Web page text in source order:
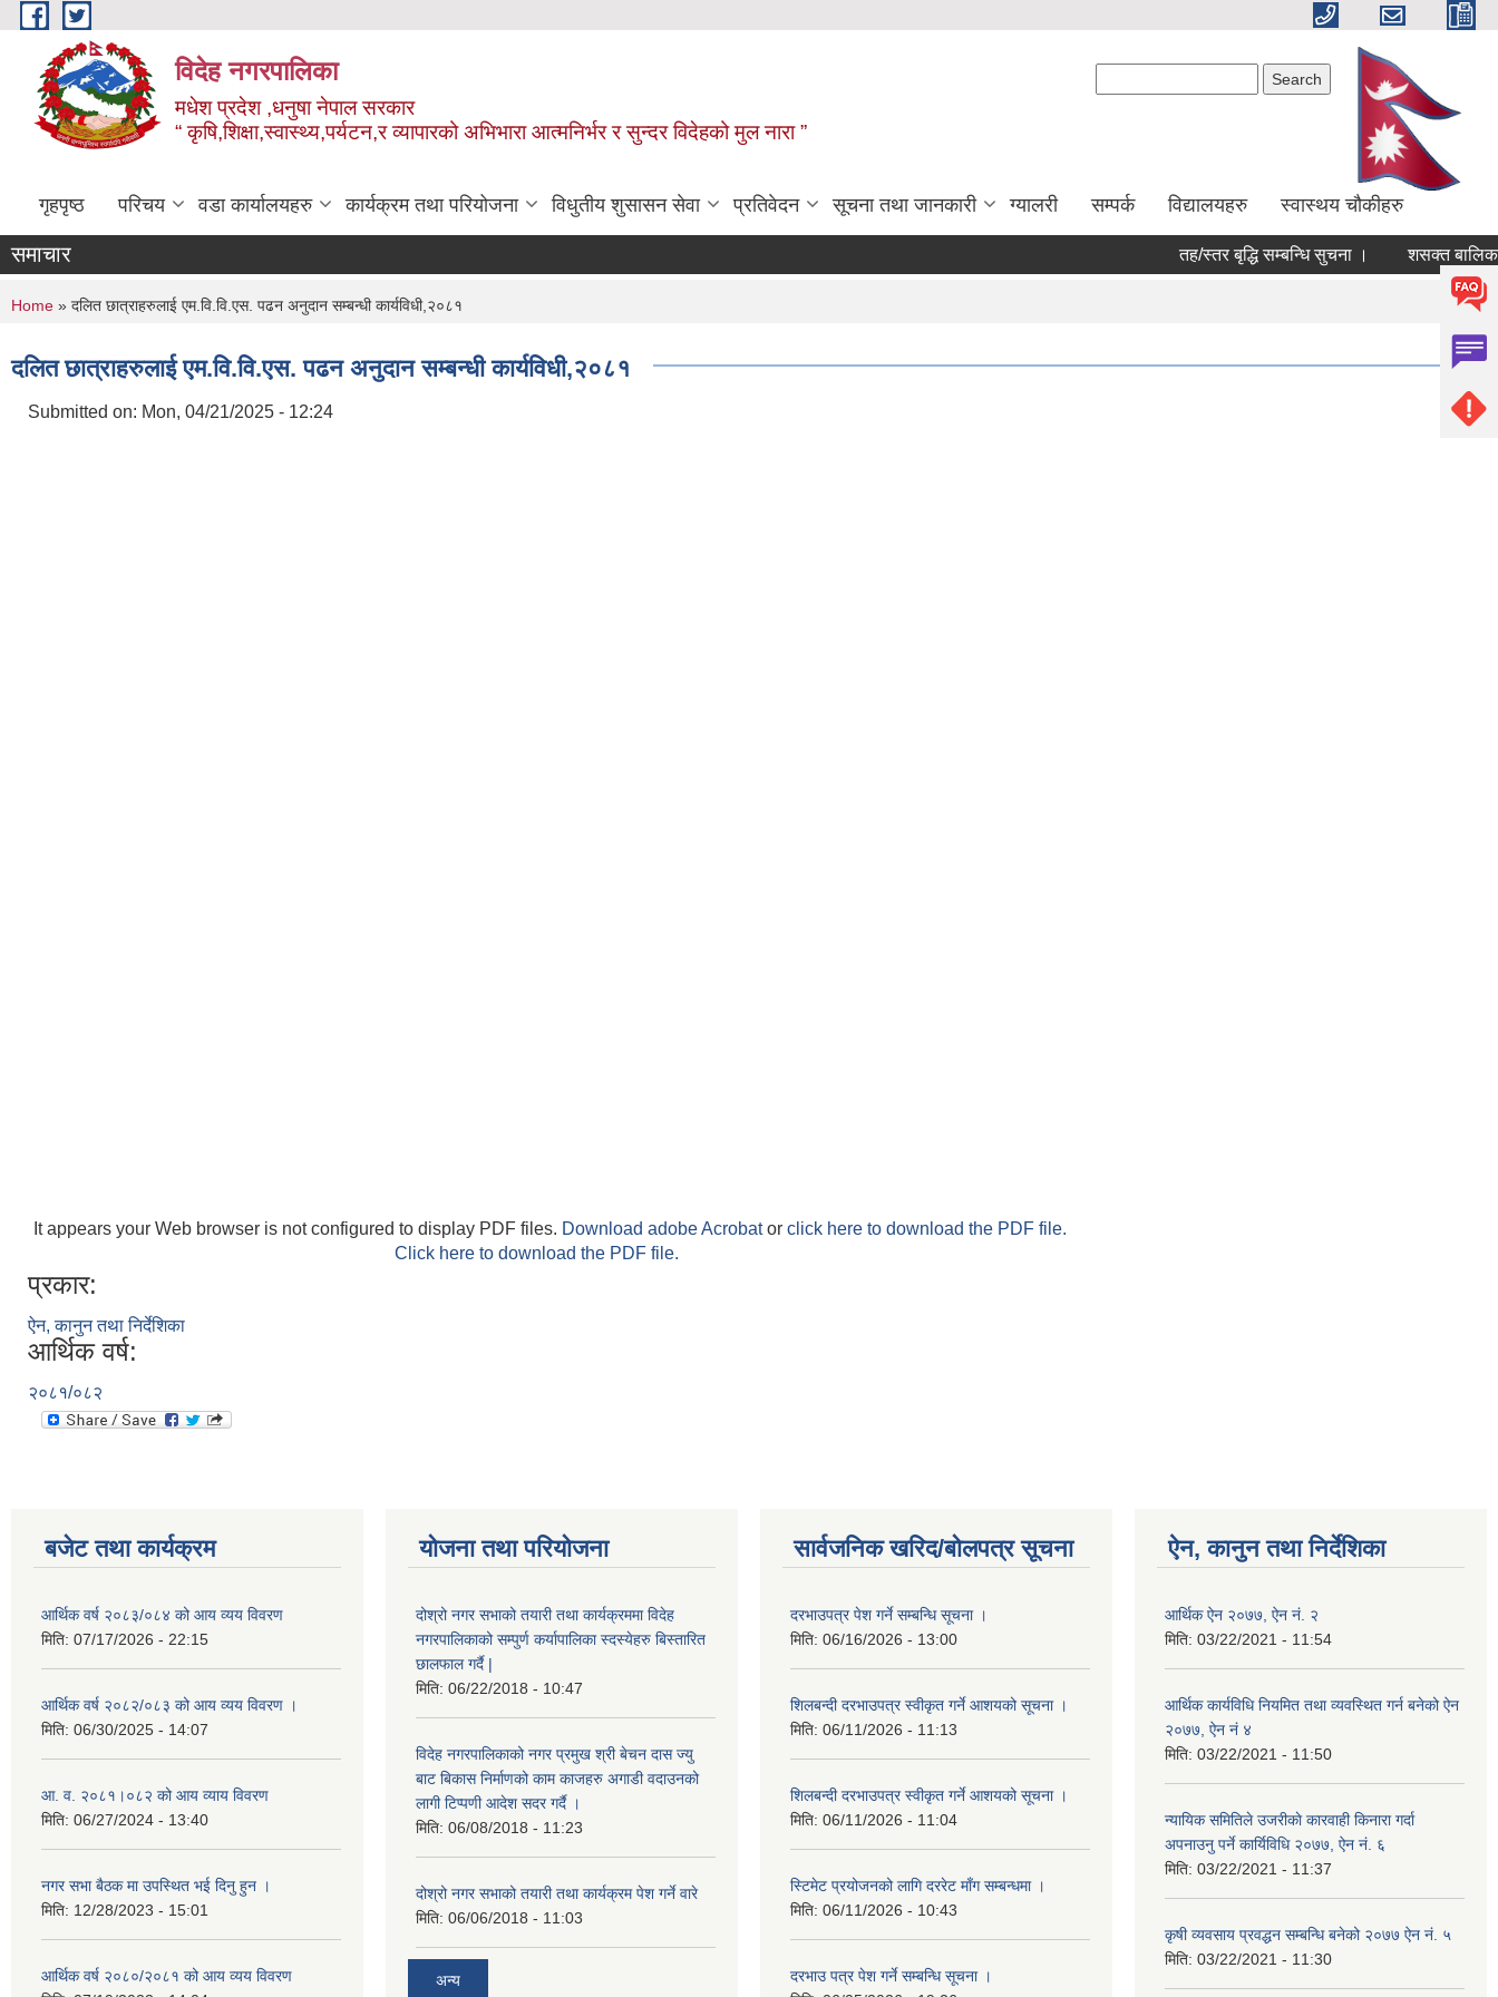
Skip to main content
विदेह नगरपालिका
मधेश प्रदेश ,धनुषा नेपाल सरकार
“ कृषि,शिक्षा,स्वास्थ्य,पर्यटन,र व्यापारको अभिभारा आत्मनिर्भर र सुन्दर विदेहको मुल नारा ”
गृहपृष्ठ परिचय वडा कार्यालयहरु कार्यक्रम तथा परियोजना विधुतीय शुसासन सेवा प्रतिवेदन सूचना तथा जानकारी ग्यालरी सम्पर्क विद्यालयहरु स्वास्थय चौकीहरु
समाचार तह/स्तर बृद्धि सम्बन्धि सुचना । शसक्त बालिका
You are here
Home » दलित छात्राहरुलाई एम.वि.वि.एस. पढन अनुदान सम्बन्धी कार्यविधी,२०८१
दलित छात्राहरुलाई एम.वि.वि.एस. पढन अनुदान सम्बन्धी कार्यविधी,२०८१
Submitted on: Mon, 04/21/2025 - 12:24
It appears your Web browser is not configured to display PDF files. Download adobe Acrobator click here to download the PDF file.
Click here to download the PDF file.
प्रकार:
ऐन, कानुन तथा निर्देशिका
आर्थिक वर्ष:
२०८१/०८२
बजेट तथा कार्यक्रम
आर्थिक वर्ष २०८३/०८४ को आय व्यय विवरण
मिति: 07/17/2026 - 22:15
आर्थिक वर्ष २०८२/०८३ को आय व्यय विवरण ।
मिति: 06/30/2025 - 14:07
आ. व. २०८१।०८२ को आय व्याय विवरण
मिति: 06/27/2024 - 13:40
नगर सभा बैठक मा उपस्थित भई दिनु हुन ।
मिति: 12/28/2023 - 15:01
आर्थिक वर्ष २०८०/२०८१ को आय व्यय विवरण
योजना तथा परियोजना
दोश्रो नगर सभाको तयारी तथा कार्यक्रममा विदेह
नगरपालिकाको सम्पुर्ण कर्यापालिका स्दस्येहरु बिस्तारित
छालफाल गर्दै |
मिति: 06/22/2018 - 10:47
विदेह नगरपालिकाको नगर प्रमुख श्री बेचन दास ज्यु
बाट बिकास निर्माणको काम काजहरु अगाडी वदाउनको
लागी टिप्पणी आदेश सदर गर्दै ।
मिति: 06/08/2018 - 11:23
दोश्रो नगर सभाको तयारी तथा कार्यक्रम पेश गर्ने वारे
मिति: 06/06/2018 - 11:03
अन्य
सार्वजनिक खरिद/बोलपत्र सूचना
दरभाउपत्र पेश गर्ने सम्बन्धि सूचना ।
मिति: 06/16/2026 - 13:00
शिलबन्दी दरभाउपत्र स्वीकृत गर्ने आशयको सूचना ।
मिति: 06/11/2026 - 11:13
शिलबन्दी दरभाउपत्र स्वीकृत गर्ने आशयको सूचना ।
मिति: 06/11/2026 - 11:04
स्टिमेट प्रयोजनको लागि दररेट माँग सम्बन्धमा ।
मिति: 06/11/2026 - 10:43
दरभाउ पत्र पेश गर्ने सम्बन्धि सूचना ।
ऐन, कानुन तथा निर्देशिका
आर्थिक ऐन २०७७, ऐन नं. २
मिति: 03/22/2021 - 11:54
आर्थिक कार्यविधि नियमित तथा व्यवस्थित गर्न बनेको ऐन
२०७७, ऐन नं ४
मिति: 03/22/2021 - 11:50
न्यायिक समितिले उजरीकाे कारवाही किनारा गर्दा
अपनाउनु पर्ने कार्यिविधि २०७७, ऐन नं. ६
मिति: 03/22/2021 - 11:37
कृषी व्यवसाय प्रवद्धन सम्बन्धि बनेको २०७७ ऐन नं. ५
मिति: 03/22/2021 - 11:30